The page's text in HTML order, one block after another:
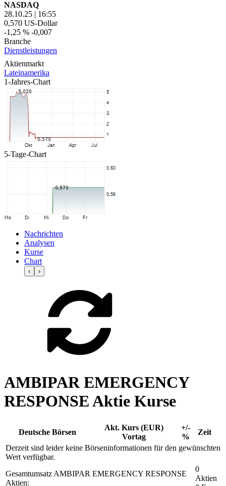
NASDAQ
28.10.25 | 16:55
0,570 US-Dollar
-1,25 % -0,007
Branche
Dienstleistungen
Aktienmarkt
Lateinamerika
1-Jahres-Chart
5-Tage-Chart
Nachrichten
Analysen
Kurse
Chart
‹ ›
AMBIPAR EMERGENCY
RESPONSE Aktie Kurse
Deutsche Börsen
Akt. Kurs (EUR)
Vortag
+/-
%
Zeit
Derzeit sind leider keine Börseninformationen für den gewünschten
Wert verfügbar.
Gesamtumsatz AMBIPAR EMERGENCY RESPONSE
Aktien:
0
Aktien